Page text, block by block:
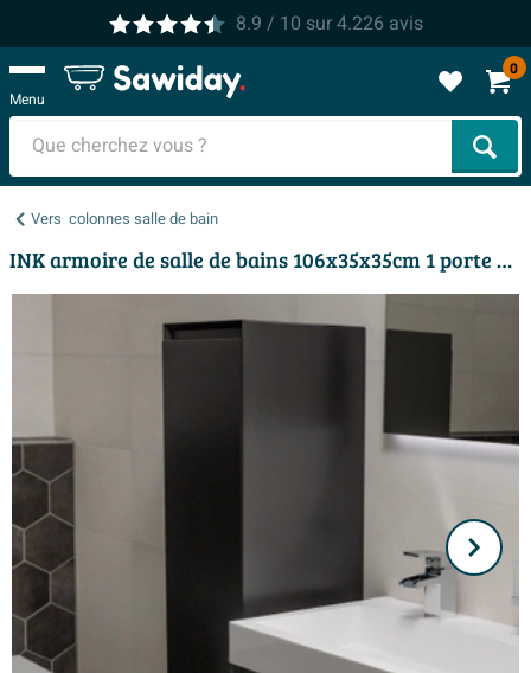
8.9 / 10 sur4.226 avis
Menu
0
Vers colonnes salle de bain
INK armoire de salle de bains 106x35x35cm 1 porte ouvrant à gauche/droite sans poignée laqué Anthracite mat